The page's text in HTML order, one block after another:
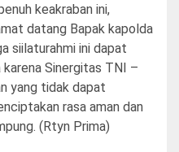
keakraban ini,
datang Bapak kapolda
siilaturahmi ini dapat
Sinergitas TNI –
yang tidak dapat
rasa aman dan
(Rtyn Prima)